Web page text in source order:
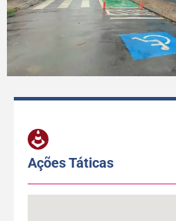
Ações Táticas